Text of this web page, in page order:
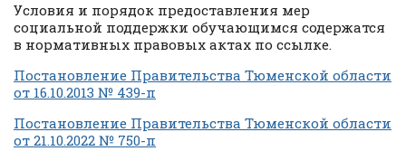
Условия и порядок предоставления мер
социальной поддержки обучающимся содержатся
в нормативных правовых актах по ссылке.
Постановление Правительства Тюменской области
от 16.10.2013 № 439-п
Постановление Правительства Тюменской области
от 21.10.2022 № 750-п